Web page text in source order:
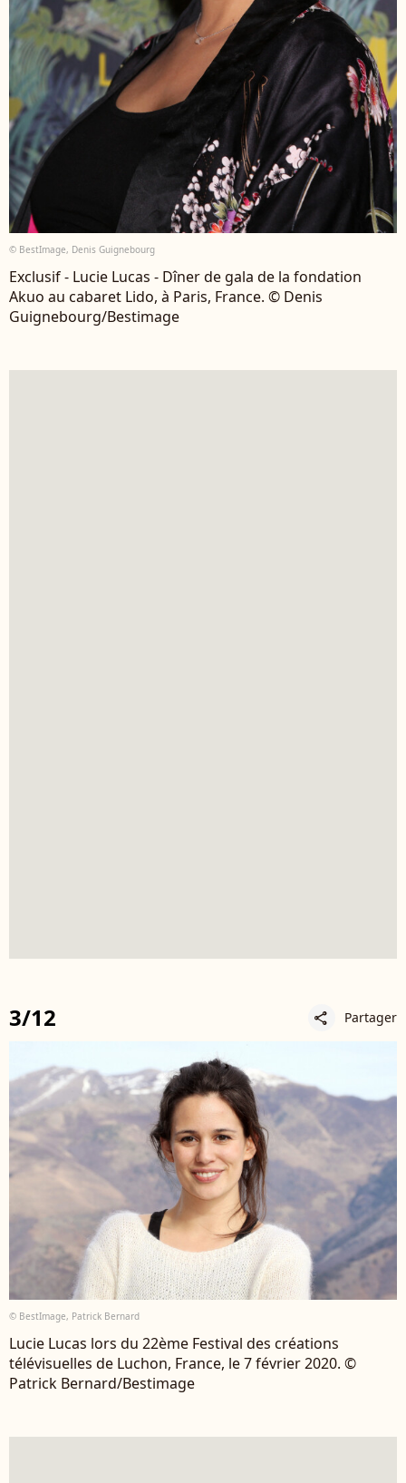
© BestImage, Denis Guignebourg
Exclusif - Lucie Lucas - Dîner de gala de la fondation
Akuo au cabaret Lido, à Paris, France. © Denis
Guignebourg/Bestimage
3/12 share Partager
© BestImage, Patrick Bernard
Lucie Lucas lors du 22ème Festival des créations
télévisuelles de Luchon, France, le 7 février 2020. ©
Patrick Bernard/Bestimage